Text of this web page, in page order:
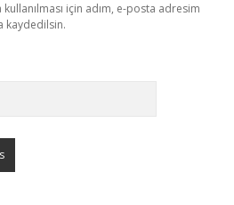
için adım, e-posta adresim
kaydedilsin.